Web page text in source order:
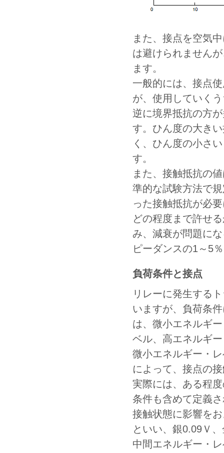
また、接点を空気
は避けられません
ます。
一般的には、接点
が、使用していく
逆に境界抵抗の方
す。ひん度の大き
く、ひん度の小さ
す。
また、接触抵抗の
準的な試験方法で
った接触抵抗が必
どの程度まで許せ
み、減衰が問題に
ピーダンスの1～5
負荷条件と接点
リレーに発生する
いますが、負荷条
は、微小エネルギ
ベル、高エネルギ
微小エネルギー・
によって、接点の
実際には、ある程
条件も含めて定義
接触状態に影響を
といい、銀0.09Ｖ
中間エネルギー・